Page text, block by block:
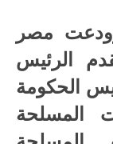
مصر
الرئيس
الحكومة
المسلحة